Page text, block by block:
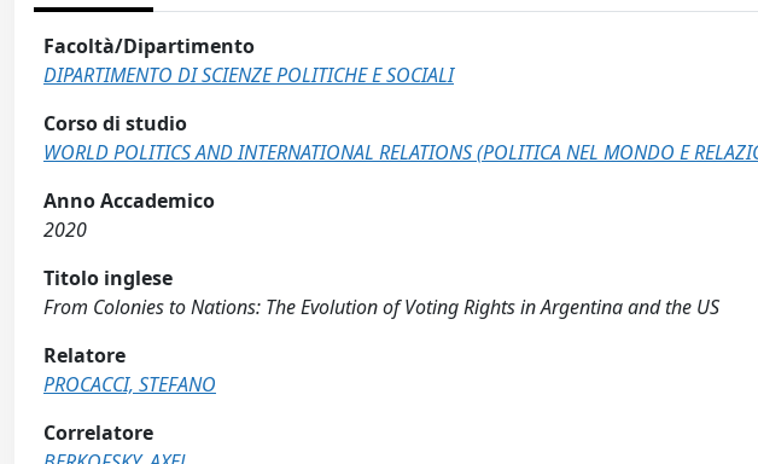
Facoltà/Dipartimento
DIPARTIMENTO DI SCIENZE POLITICHE E SOCIALI
Corso di studio
WORLD POLITICS AND INTERNATIONAL RELATIONS (POLITICA NEL MONDO E
Anno Accademico
2020
Titolo inglese
From Colonies to Nations: The Evolution of Voting Rights in Argentina and the US
Relatore
PROCACCI, STEFANO
Correlatore